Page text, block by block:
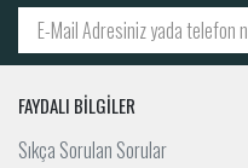
FAYDALI BİLGİLER
Sıkça Sorulan Sorular